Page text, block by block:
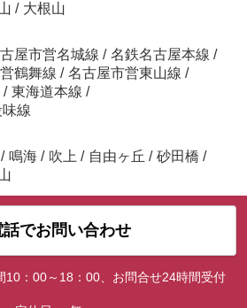
/ 大根山
屋市営名城線 / 名鉄名古屋本線 /
鶴舞線 / 名古屋市営東山線 /
/ 東海道本線 /
線
/ 鳴海 / 吹上 / 自由ヶ丘 / 砂田橋 /
話でお問い合わせ
10：00～18：00、お問合せ24時間受付